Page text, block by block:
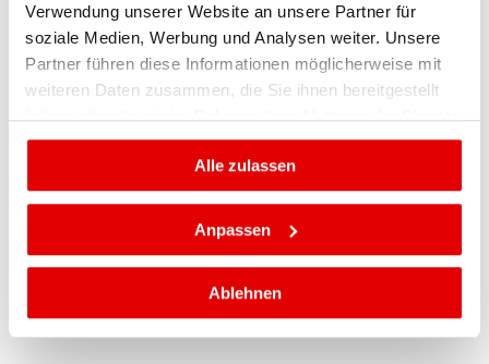
Verwendung unserer Website an unsere Partner für
soziale Medien, Werbung und Analysen weiter. Unsere
Partner führen diese Informationen möglicherweise mit
weiteren Daten zusammen, die Sie ihnen bereitgestellt
haben oder die sie im Rahmen Ihrer Nutzung der Dienste
gesammelt haben.
Alle zulassen
Anpassen
Ablehnen
Unabhängiger
Finanzierungsservice
Baufertigstellungs-Bürgschaft
und vom
Wirtschaftstreuhänder verwaltetes
Treuhandkonto